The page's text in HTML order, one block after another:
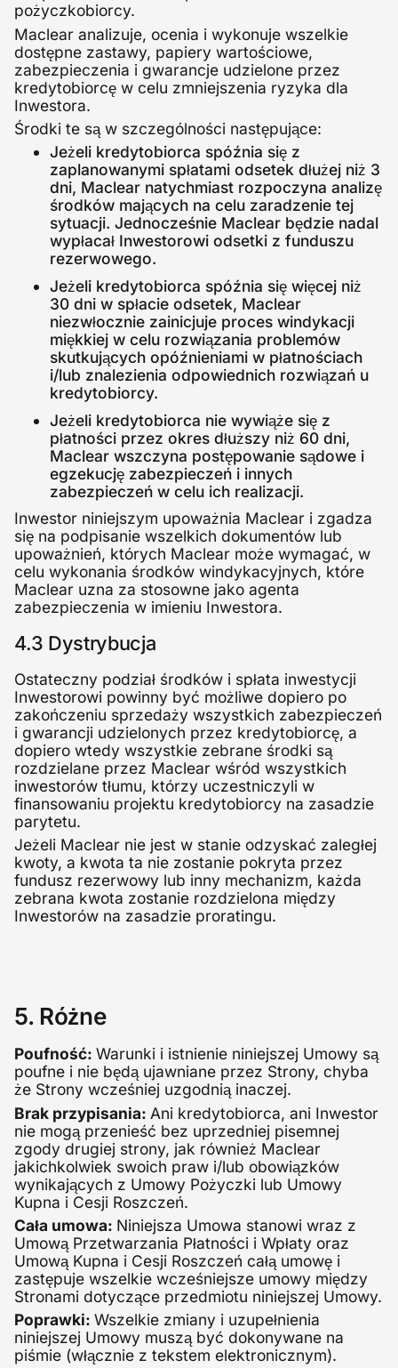
pożyczkobiorcy.
Maclear analizuje, ocenia i wykonuje wszelkie
dostępne zastawy, papiery wartościowe,
zabezpieczenia i gwarancje udzielone przez
kredytobiorcę w celu zmniejszenia ryzyka dla
Inwestora.
Środki te są w szczególności następujące:
Jeżeli kredytobiorca spóźnia się z
zaplanowanymi spłatami odsetek dłużej niż 3
dni, Maclear natychmiast rozpoczyna analizę
środków mających na celu zaradzenie tej
sytuacji. Jednocześnie Maclear będzie nadal
wypłacał Inwestorowi odsetki z funduszu
rezerwowego.
Jeżeli kredytobiorca spóźnia się więcej niż
30 dni w spłacie odsetek, Maclear
niezwłocznie zainicjuje proces windykacji
miękkiej w celu rozwiązania problemów
skutkujących opóźnieniami w płatnościach
i/lub znalezienia odpowiednich rozwiązań u
kredytobiorcy.
Jeżeli kredytobiorca nie wywiąże się z
płatności przez okres dłuższy niż 60 dni,
Maclear wszczyna postępowanie sądowe i
egzekucję zabezpieczeń i innych
zabezpieczeń w celu ich realizacji.
Inwestor niniejszym upoważnia Maclear i zgadza
się na podpisanie wszelkich dokumentów lub
upoważnień, których Maclear może wymagać, w
celu wykonania środków windykacyjnych, które
Maclear uzna za stosowne jako agenta
zabezpieczenia w imieniu Inwestora.
4.3 Dystrybucja
Ostateczny podział środków i spłata inwestycji
Inwestorowi powinny być możliwe dopiero po
zakończeniu sprzedaży wszystkich zabezpieczeń
i gwarancji udzielonych przez kredytobiorcę, a
dopiero wtedy wszystkie zebrane środki są
rozdzielane przez Maclear wśród wszystkich
inwestorów tłumu, którzy uczestniczyli w
finansowaniu projektu kredytobiorcy na zasadzie
parytetu.
Jeżeli Maclear nie jest w stanie odzyskać zaległej
kwoty, a kwota ta nie zostanie pokryta przez
fundusz rezerwowy lub inny mechanizm, każda
zebrana kwota zostanie rozdzielona między
Inwestorów na zasadzie proratingu.
5. Różne
Poufność:Warunki i istnienie niniejszej Umowy są
poufne i nie będą ujawniane przez Strony, chyba
że Strony wcześniej uzgodnią inaczej.
Brak przypisania: Ani kredytobiorca, ani Inwestor
nie mogą przenieść bez uprzedniej pisemnej
zgody drugiej strony, jak również Maclear
jakichkolwiek swoich praw i/lub obowiązków
wynikających z Umowy Pożyczki lub Umowy
Kupna i Cesji Roszczeń.
Cała umowa: Niniejsza Umowa stanowi wraz z
Umową Przetwarzania Płatności i Wpłaty oraz
Umową Kupna i Cesji Roszczeń całą umowę i
zastępuje wszelkie wcześniejsze umowy między
Stronami dotyczące przedmiotu niniejszej Umowy.
Poprawki:Wszelkie zmiany i uzupełnienia
niniejszej Umowy muszą być dokonywane na
piśmie (włącznie z tekstem elektronicznym).